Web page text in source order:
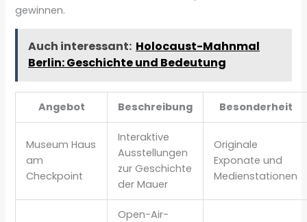
gewinnen.
Auch interessant: Holocaust-Mahnmal
Berlin: Geschichte und Bedeutung
Angebot Beschreibung Besonderheit
Museum Haus
am
Checkpoint
Interaktive
Ausstellungen
zur Geschichte
der Mauer
Originale
Exponate und
Medienstationen
Open-Air-